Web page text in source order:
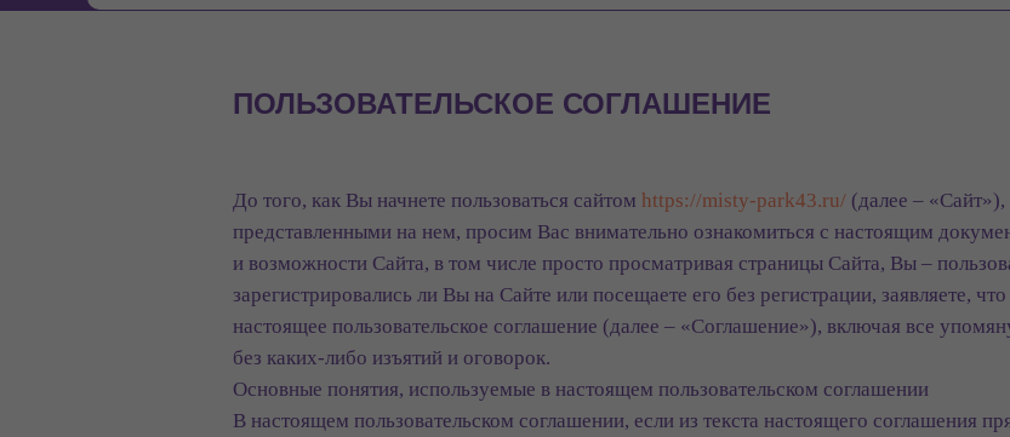
ПОЛЬЗОВАТЕЛЬСКОЕ СОГЛАШЕНИЕ
До того, как Вы начнете пользоваться сайтом https://misty-park43.ru/ (далее –
представленными на нем, просим Вас внимательно ознакомиться с настоящим
и возможности Сайта, в том числе просто просматривая страницы Сайта, Вы –
зарегистрировались ли Вы на Сайте или посещаете его без регистрации, заявляете,
настоящее пользовательское соглашение (далее – «Соглашение»), включая все
без каких-либо изъятий и оговорок.
Основные понятия, используемые в настоящем пользовательском соглашении
В настоящем пользовательском соглашении, если из текста настоящего соглашения